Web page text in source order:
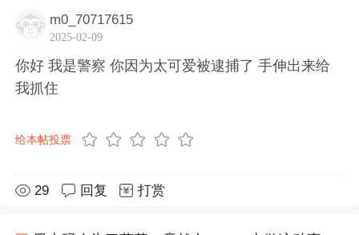
m0_70717615
2025-02-09
你好 我是警察 你因为太可爱被逮捕了 手伸出来给
我抓住 ​​​
给本帖投票
29 回复 打赏